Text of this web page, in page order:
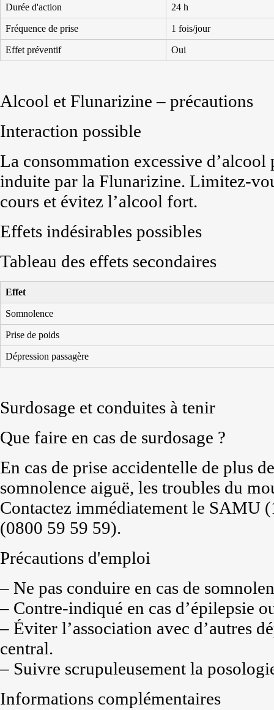
Durée d'action 24 h
Fréquence de prise 1 fois/jour
Effet préventif Oui
Alcool et Flunarizine – précautions
Interaction possible
La consommation excessive
induite par la Flunarizine. Limitez-
cours et évitez l’alcool fort.
Effets indésirables possibles
Tableau des effets secondaires
Effet
Somnolence
Prise de poids
Dépression passagère
Surdosage et conduites à tenir
Que faire en cas de surdosage ?
En cas de prise accidentelle de plus
somnolence aiguë, les troubles du
Contactez immédiatement le SAMU
(0800 59 59 59).
Précautions d'emploi
– Ne pas conduire en cas de
– Contre-indiqué en cas d’épilepsie
– Éviter l’association avec d’autres
central.
– Suivre scrupuleusement la
Informations complémentaires